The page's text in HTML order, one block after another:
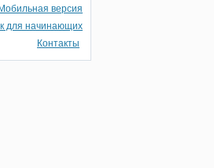
Мобильная версия
для начинающих
Контакты